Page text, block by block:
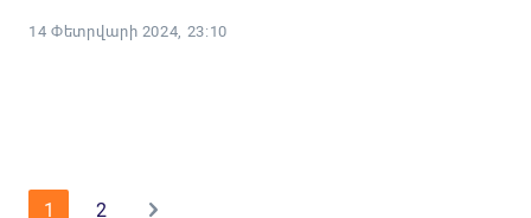
14 Փետրվարի 2024, 23:10
1 2